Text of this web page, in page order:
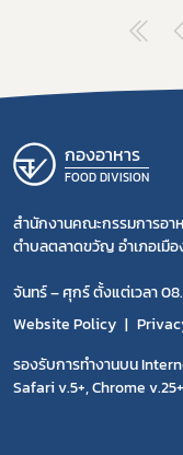
กองอาหาร
FOOD DIVISION
สำนักงานคณะกรรมการอา
ตำบลตลาดขวัญ อำเภอเมื
จันทร์ – ศุกร์ ตั้งแต่เวลา
Website Policy
รองรับการทำงานบน
Safari v.5+, Chrome